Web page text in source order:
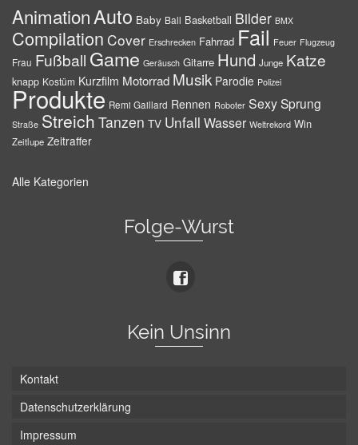
AnimationAuto Baby Ball Basketball Bilder BMX
Compilation Cover Erschrecken Fahrrad Fail Feuer Flugzeug
Frau Fußball Game Geräusch Gitarre Hund Junge Katze
knapp Kostüm Kurzfilm Motorrad Musik Parodie Polizei
Produkte Remi Gaillard Rennen Roboter SexySprung
Straße Streich Tanzen TV Unfall Wasser Weltrekord Win
Zeitlupe Zeitraffer
Alle Kategorien
Folge-Wurst
Kein Unsinn
Kontakt
Datenschutzerklärung
Impressum